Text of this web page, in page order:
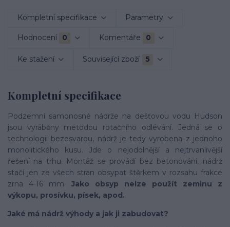
Kompletní specifikace Parametry
Hodnocení 0 Komentáře 0
Ke stažení Související zboží 5
Kompletní specifikace
Podzemní samonosné nádrže na dešťovou vodu Hudson
jsou vyráběny metodou rotačního odlévání. Jedná se o
technologii bezesvarou, nádrž je tedy vyrobena z jednoho
monolitického kusu. Jde o nejodolnější a nejtrvanlivější
řešení na trhu. Montáž se provádí bez betonování, nádrž
stačí jen ze všech stran obsypat štěrkem v rozsahu frakce
zrna 4-16 mm. Jako obsyp nelze použít zeminu z
výkopu, prosívku, písek, apod.
Jaké má nádrž výhody a jak ji zabudovat?